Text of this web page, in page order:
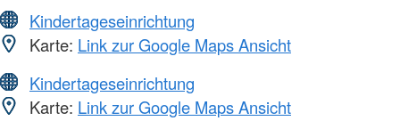
Kindertageseinrichtung
Karte: Link zur Google Maps Ansicht
Kindertageseinrichtung
Karte: Link zur Google Maps Ansicht